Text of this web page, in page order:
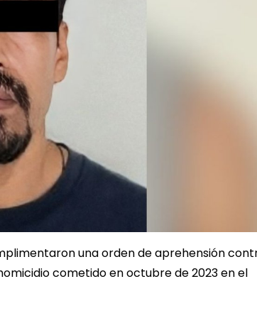
una orden de aprehensión
cometido en octubre de 2023 en el